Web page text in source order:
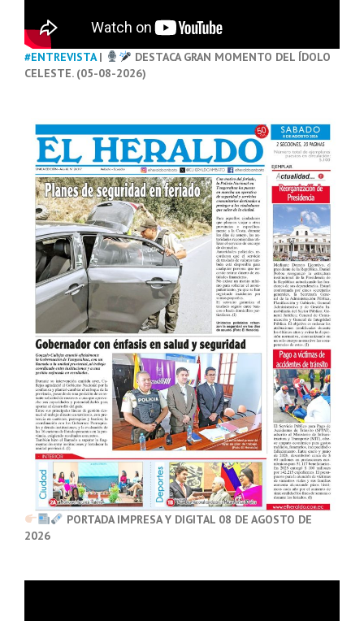
#ENTREVISTA|
DESTACA GRAN MOMENTO DEL ÍDOLO
CELESTE. (05-08-2026)
PORTADA IMPRESA Y DIGITAL 08 DE AGOSTO DE
2026